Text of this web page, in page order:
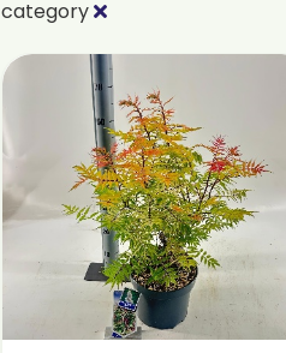
category